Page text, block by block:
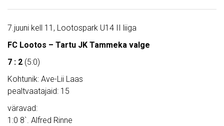
7.juuni kell 11, Lootospark U14 II liiga
FC Lootos – Tartu JK Tammeka valge
7 : 2 (5:0)
Kohtunik: Ave-Lii Laas
pealtvaatajaid: 15
väravad:
1:0 8`. Alfred Rinne